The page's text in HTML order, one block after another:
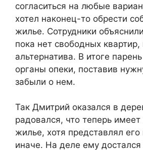
согласиться на любые
хотел наконец-то обрести
жилье. Сотрудники
пока нет свободных квартир,
альтернатива. В итоге
органы опеки, поставив
забыли о нем.
Так Дмитрий оказался в
радовался, что теперь имеет
жилье, хотя представлял его
иначе. На деле ему